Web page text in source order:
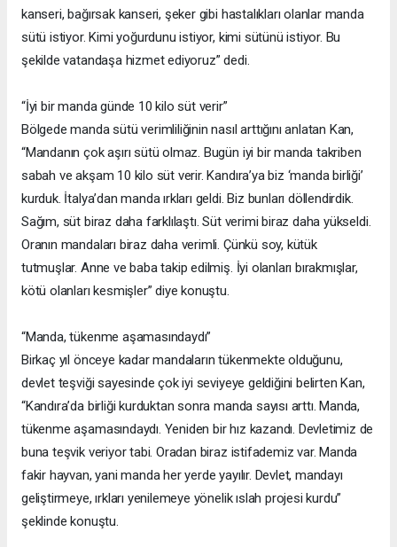
kanseri, bağırsak kanseri, şeker gibi hastalıkları olanlar manda
sütü istiyor. Kimi yoğurdunu istiyor, kimi sütünü istiyor. Bu
şekilde vatandaşa hizmet ediyoruz” dedi.
“İyi bir manda günde 10 kilo süt verir”
Bölgede manda sütü verimliliğinin nasıl arttığını anlatan Kan,
“Mandanın çok aşırı sütü olmaz. Bugün iyi bir manda takriben
sabah ve akşam 10 kilo süt verir. Kandıra’ya biz ‘manda birliği’
kurduk. İtalya’dan manda ırkları geldi. Biz bunları döllendirdik.
Sağım, süt biraz daha farklılaştı. Süt verimi biraz daha yükseldi.
Oranın mandaları biraz daha verimli. Çünkü soy, kütük
tutmuşlar. Anne ve baba takip edilmiş. İyi olanları bırakmışlar,
kötü olanları kesmişler” diye konuştu.
“Manda, tükenme aşamasındaydı”
Birkaç yıl önceye kadar mandaların tükenmekte olduğunu,
devlet teşviği sayesinde çok iyi seviyeye geldiğini belirten Kan,
“Kandıra’da birliği kurduktan sonra manda sayısı arttı. Manda,
tükenme aşamasındaydı. Yeniden bir hız kazandı. Devletimiz de
buna teşvik veriyor tabi. Oradan biraz istifademiz var. Manda
fakir hayvan, yani manda her yerde yayılır. Devlet, mandayı
geliştirmeye, ırkları yenilemeye yönelik ıslah projesi kurdu”
şeklinde konuştu.